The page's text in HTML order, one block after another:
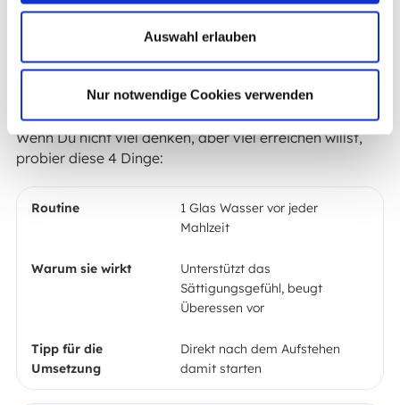
Auswahl erlauben
Nur notwendige Cookies verwenden
und trotzdemGewicht zu verlieren.
4 einfache Sommer-Routinen für echte
Wenn Du nicht viel denken, aber viel erreichen willst,
probier diese 4 Dinge:
1 Glas Wasser vor jeder
Mahlzeit
Unterstützt das
Sättigungsgefühl, beugt
Überessen vor
Direkt nach dem Aufstehen
damit starten